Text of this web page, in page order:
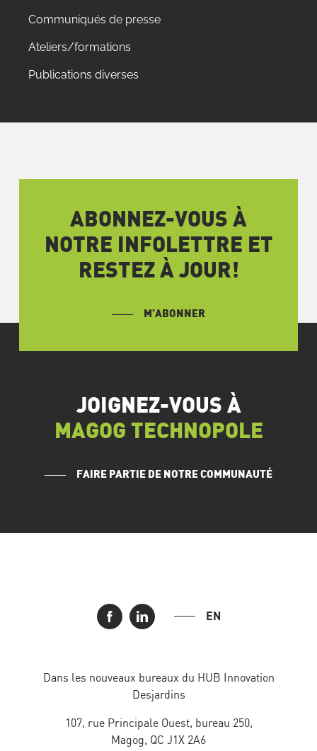
Communiqués de presse
Ateliers/formations
Publications diverses
ABONNEZ-VOUS À
NOTRE INFOLETTRE ET
RESTEZ À JOUR!
M’ABONNER
JOIGNEZ-VOUS À
MAGOG TECHNOPOLE
FAIRE PARTIE DE NOTRE COMMUNAUTÉ
EN
Dans les nouveaux bureaux du HUB Innovation
Desjardins
107, rue Principale Ouest, bureau 250,
Magog, QC J1X 2A6